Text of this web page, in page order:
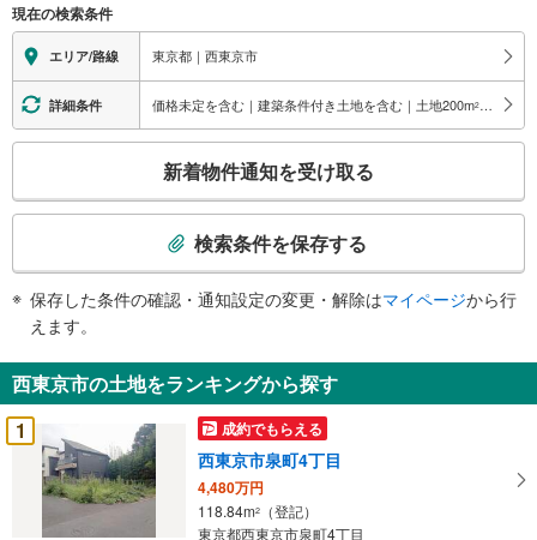
現在の検索条件
エリア/路線 東京都｜西東京市
詳細条件 価格未定を含む｜建築条件付き土地を含む｜土地200m2 以上
検
知
を
受
け
新着物件通知を受け取る
検索条件を保存する
保存した条件の確認・通知設定の変更・解除はマイページから行
えます。
西東京市の土地をランキングから探す
1
成約でもらえる
西東京市泉町4丁目
4,480万円
118.84m2
（登記）
東京都西東京市泉町4丁目